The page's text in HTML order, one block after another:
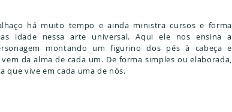
há muito tempo e ainda ministra cursos e forma
idade nessa arte universal. Aqui ele nos ensina a
montando um figurino dos pés à cabeça e
da alma de cada um. De forma simples ou elaborada,
que vive em cada uma de nós.